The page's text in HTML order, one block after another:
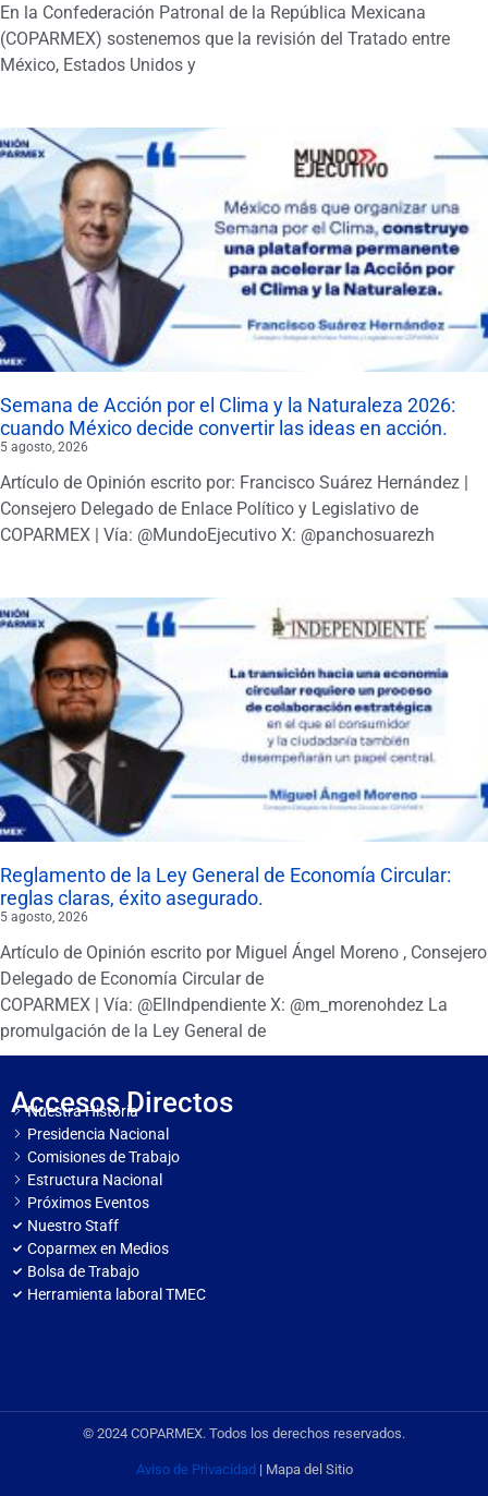
En la Confederación Patronal de la República Mexicana
(COPARMEX) sostenemos que la revisión del Tratado entre
México, Estados Unidos y
Semana de Acción por el Clima y la Naturaleza 2026:
cuando México decide convertir las ideas en acción.
5 agosto, 2026
Artículo de Opinión escrito por: Francisco Suárez Hernández |
Consejero Delegado de Enlace Político y Legislativo de
COPARMEX | Vía: @MundoEjecutivo X: @panchosuarezh
Reglamento de la Ley General de Economía Circular:
reglas claras, éxito asegurado.
5 agosto, 2026
Artículo de Opinión escrito por Miguel Ángel Moreno , Consejero
Delegado de Economía Circular de
COPARMEX | Vía: @ElIndpendiente X: @m_morenohdez La
promulgación de la Ley General de
Accesos Directos
Nuestra Historia
Presidencia Nacional
Comisiones de Trabajo
Estructura Nacional
Próximos Eventos
Nuestro Staff
Coparmex en Medios
Bolsa de Trabajo
Herramienta laboral TMEC
© 2024 COPARMEX. Todos los derechos reservados.
Aviso de Privacidad | Mapa del Sitio